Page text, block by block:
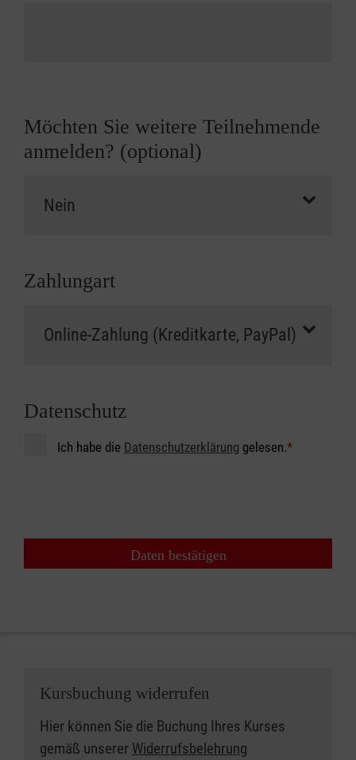
Möchten Sie weitere Teilnehmende
anmelden? (optional)
Zahlungart
Datenschutz
Ich habe die Datenschutzerklärung gelesen.*
Daten bestätigen
Kursbuchung widerrufen
Hier können Sie die Buchung Ihres Kurses
gemäß unserer Widerrufsbelehrung